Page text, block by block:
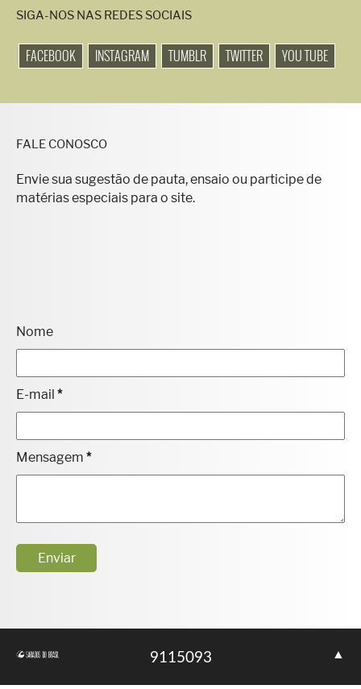
SIGA-NOS NAS REDES SOCIAIS
FACEBOOK INSTAGRAM TUMBLR TWITTER YOU TUBE
FALE CONOSCO
Envie sua sugestão de pauta, ensaio ou participe de
matérias especiais para o site.
Nome
E-mail *
Mensagem *
9115093 ▲